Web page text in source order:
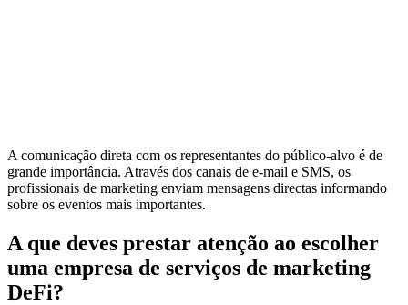
A comunicação direta com os representantes do público-alvo é de
grande importância. Através dos canais de e-mail e SMS, os
profissionais de marketing enviam mensagens directas informando
sobre os eventos mais importantes.
A que deves prestar atenção ao escolher
uma empresa de serviços de marketing
DeFi?